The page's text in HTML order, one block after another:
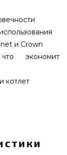
и Crown
экономит
котлет
магазине